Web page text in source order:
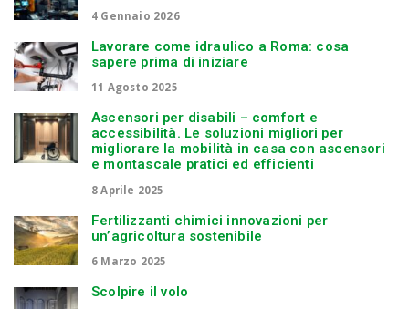
4 Gennaio 2026
Lavorare come idraulico a Roma: cosa
sapere prima di iniziare
11 Agosto 2025
Ascensori per disabili – comfort e
accessibilità. Le soluzioni migliori per
migliorare la mobilità in casa con ascensori
e montascale pratici ed efficienti
8 Aprile 2025
Fertilizzanti chimici innovazioni per
un’agricoltura sostenibile
6 Marzo 2025
Scolpire il volo